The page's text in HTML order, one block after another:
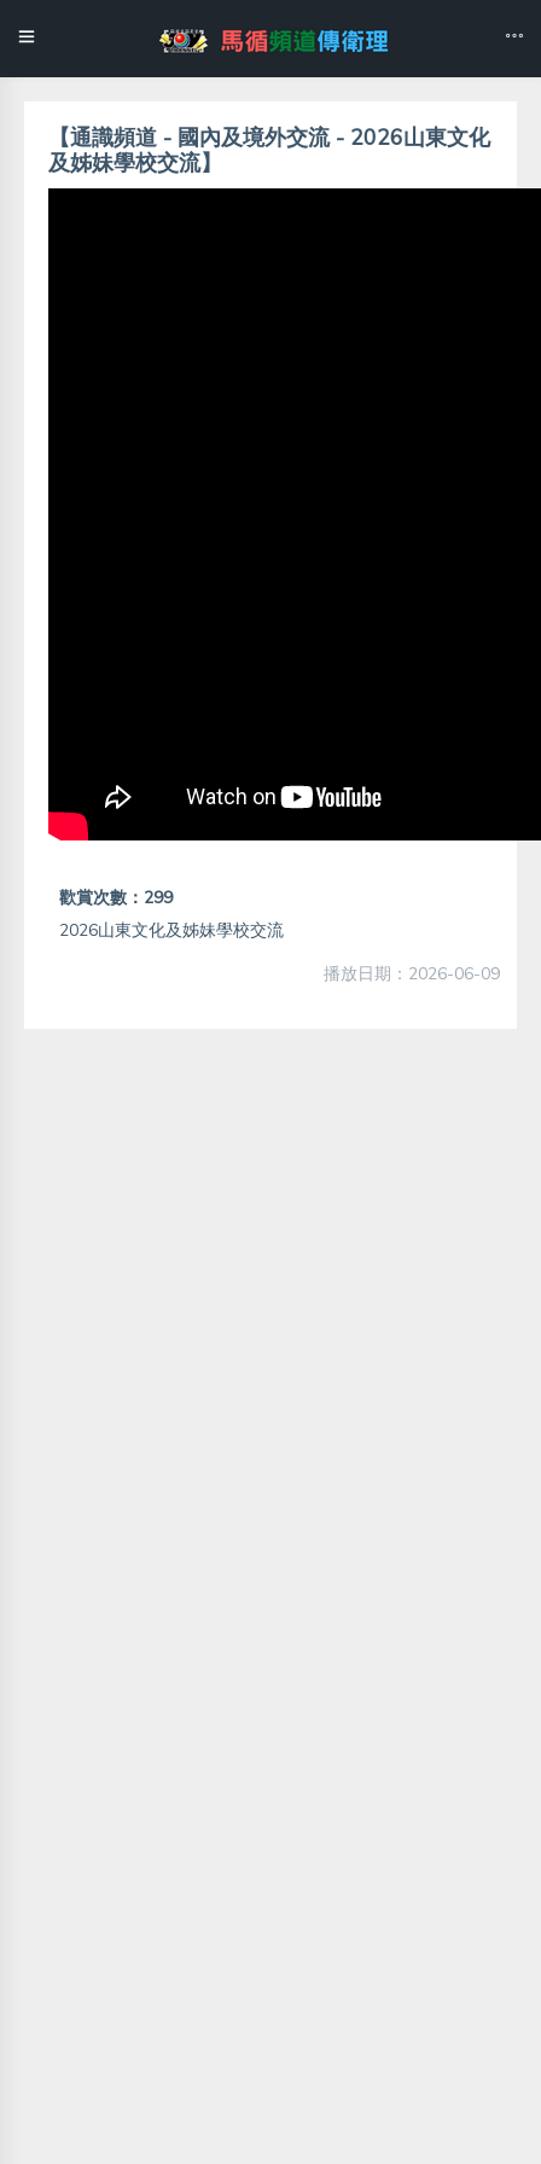
【通識頻道 - 國內及境外交流 - 2026山東文化
及姊妹學校交流】
歡賞次數：299
2026山東文化及姊妹學校交流
播放日期：2026-06-09